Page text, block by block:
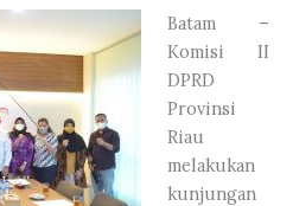
Batam –
Komisi II
DPRD
Provinsi
Riau
melakukan
kunjungan